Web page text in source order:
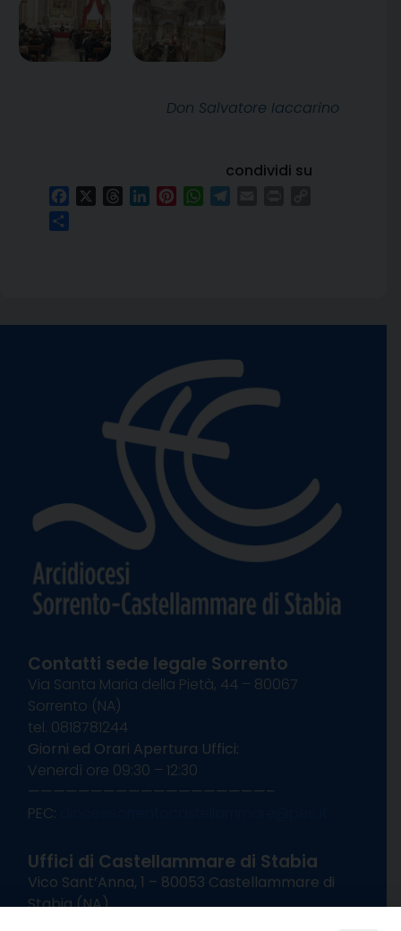
Don Salvatore Iaccarino
condividi su
FacebookThreadsLinkedInPinterestWhatsApp
Contatti sede legale Sorrento
Via Santa Maria della Pietà, 44 – 80067
Sorrento (NA)
tel. 0818781244
Giorni ed Orari Apertura Uffici:
Venerdì ore 09:30 – 12:30
———————————————————–
PEC:
Uffici di Castellammare di Stabia
Vico Sant’Anna, 1 – 80053 Castellammare di
Stabia (NA)